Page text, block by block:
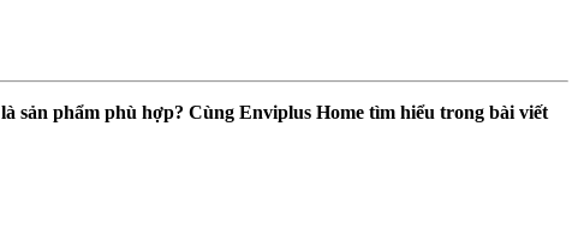
sản phẩm phù hợp? Cùng Enviplus Home tìm hiểu trong bài viết